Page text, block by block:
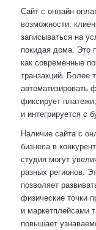
Сайт с онлайн
возможности:
записываться на
покидая дома. Это
как современные
транзакций. Более
автоматизировать
фиксирует
и интегрируется с
Наличие сайта с
бизнеса в
студия могут
разных регионов.
позволяет
физические точки
и маркетплейсами
повышает